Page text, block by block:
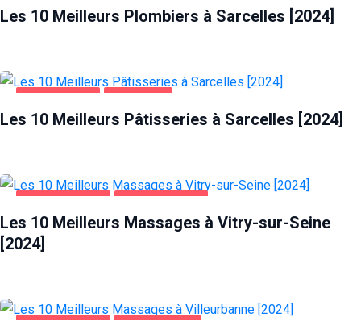
Les 10 Meilleurs Plombiers à Sarcelles [2024]
Les 10 Meilleurs Pâtisseries à Sarcelles [2024]
Les 10 Meilleurs Massages à Vitry-sur-Seine
[2024]